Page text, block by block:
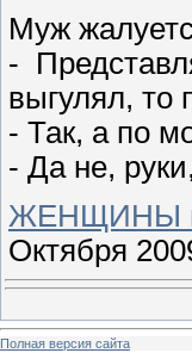
Муж
-
выгулял, то
- Так, а по
- Да не,
ЖЕНЩИНЫ
Октября
Полная версия сайта